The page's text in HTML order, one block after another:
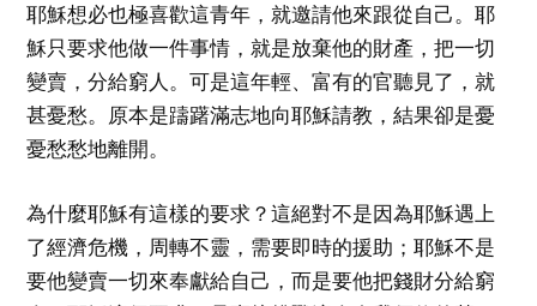
耶穌想必也極喜歡這青年，就邀請他來跟從自己。耶
穌只要求他做一件事情，就是放棄他的財產，把一切
變賣，分給窮人。可是這年輕、富有的官聽見了，就
甚憂愁。原本是躊躇滿志地向耶穌請教，結果卻是憂
憂愁愁地離開。
為什麼耶穌有這樣的要求？這絕對不是因為耶穌遇上
了經濟危機，周轉不靈，需要即時的援助；耶穌不是
要他變賣一切來奉獻給自己，而是要他把錢財分給窮